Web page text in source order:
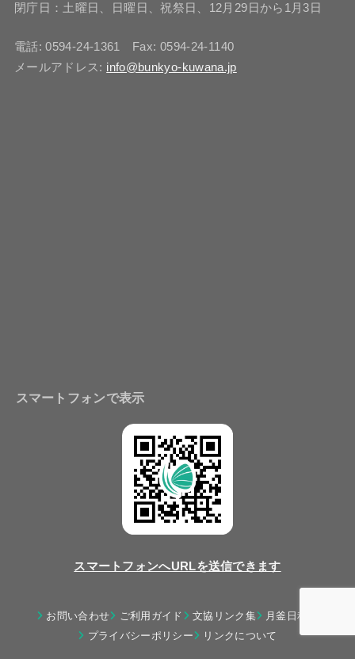
閉庁日：土曜日、日曜日、祝祭日、12月29日から1月3日
電話: 0594-24-1361 Fax: 0594-24-1140
メールアドレス: info@bunkyo-kuwana.jp
スマートフォンで表示
スマートフォンへURLを送信できます
お問い合わせ ご利用ガイド 文協リンク集
月釜日程表
プライバシーポリシー
リンクについて